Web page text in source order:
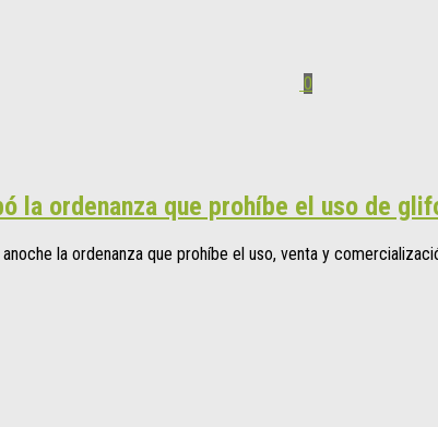
0
la ordenanza que prohíbe el uso de
la ordenanza que prohíbe el uso, venta y